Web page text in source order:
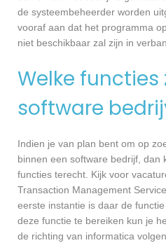
de systeembeheerder worden
vooraf aan dat het programma
niet beschikbaar zal zijn in
Welke functies
software
Indien je van plan bent om op
binnen een software bedrijf, dan
functies terecht. Kijk voor
Transaction Management
eerste instantie is daar de
deze functie te bereiken kun je
de richting van informatica